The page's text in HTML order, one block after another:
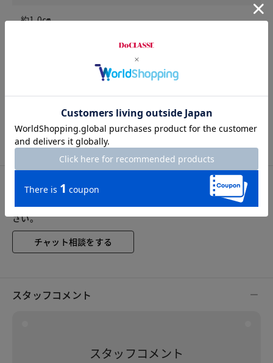
約1.0㎝
3E
サイズ詳細
※ご着用にあたり、重度の外反母趾の方は専門医にご相談くだ
さい。
チャット相談をする
スタッフコメント
スタッフコメント